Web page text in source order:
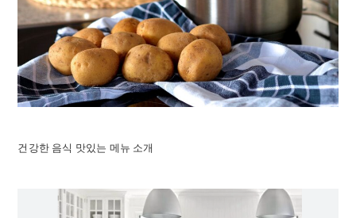
건강한 음식 맛있는 메뉴 소개